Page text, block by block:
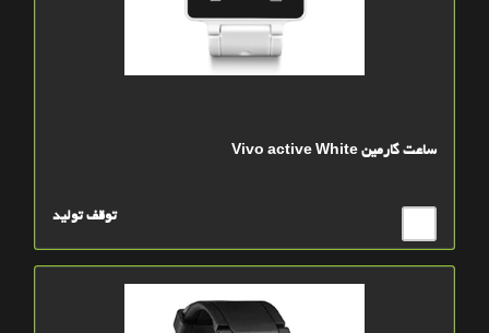
ساعت گارمين Vivo active White
توقف تولید